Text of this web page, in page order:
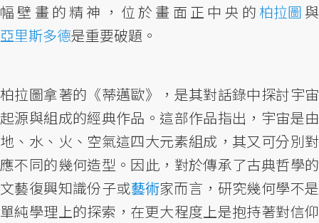
幅壁畫的精神，位於畫面正中央的 柏拉圖 與
亞里斯多德是重要破題。
柏拉圖拿著的《蒂邁歐》，是其對話錄中探討宇宙
起源與組成的經典作品。這部作品指出，宇宙是由
地、水、火、空氣這四大元素組成，其又可分別對
應不同的幾何造型。因此，對於傳承了古典哲學的
文藝復興知識份子或藝術家而言，研究幾何學不是
單純學理上的探索，在更大程度上是抱持著對信仰